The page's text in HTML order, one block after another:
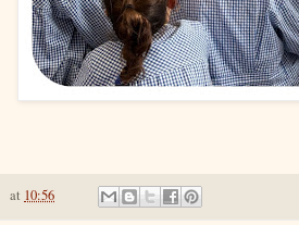
at 10:56